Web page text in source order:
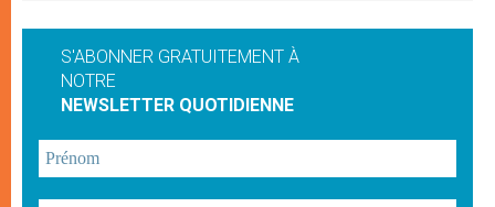
S'ABONNER GRATUITEMENT À
NOTRE
NEWSLETTER QUOTIDIENNE